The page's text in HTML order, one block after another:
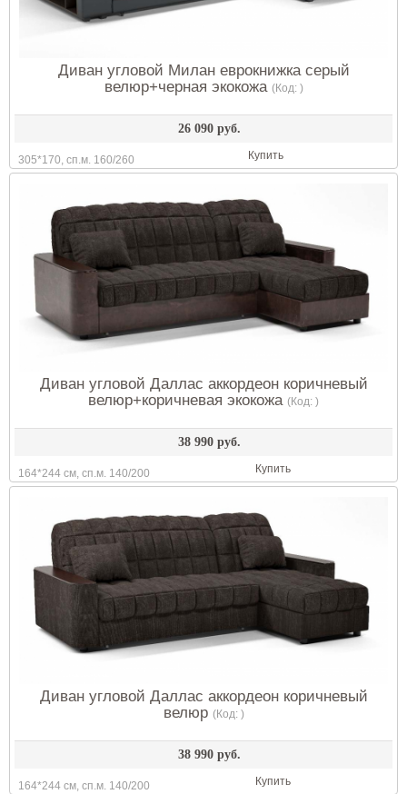
Диван угловой Милан еврокнижка серый
велюр+черная экокожа (Код: )
26 090 руб.
305*170, сп.м. 160/260 Купить
Диван угловой Даллас аккордеон коричневый
велюр+коричневая экокожа (Код: )
38 990 руб.
164*244 см, сп.м. 140/200 Купить
Диван угловой Даллас аккордеон коричневый
велюр (Код: )
38 990 руб.
164*244 см, сп.м. 140/200 Купить